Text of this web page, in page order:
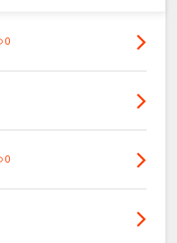
0
0